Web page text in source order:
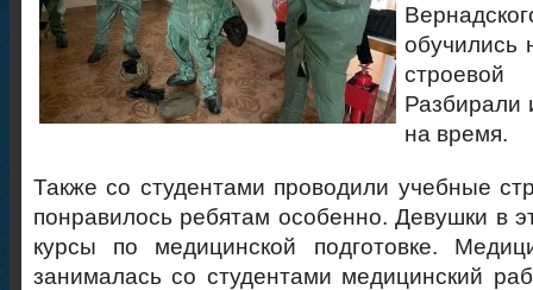
обучились
Разбирали
на время.
Также со студентами проводили учебные
понравилось ребятам особенно. Девушки в
курсы по медицинской подготовке.
занималась со студентами медицинский